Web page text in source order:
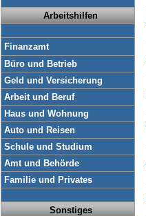
Arbeitshilfen
Finanzamt
Büro und Betrieb
Geld und Versicherung
Arbeit und Beruf
Haus und Wohnung
Auto und Reisen
Schule und Studium
Amt und Behörde
Familie und Privates
Sonstiges